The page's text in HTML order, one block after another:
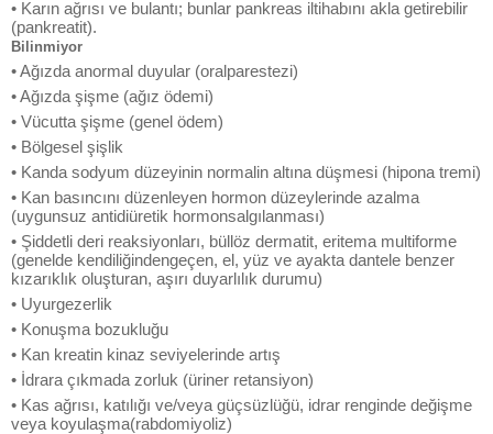
• Karın ağrısı ve bulantı; bunlar pankreas iltihabını akla getirebilir
(pankreatit).
Bilinmiyor
• Ağızda anormal duyular (oralparestezi)
• Ağızda şişme (ağız ödemi)
• Vücutta şişme (genel ödem)
• Bölgesel şişlik
• Kanda sodyum düzeyinin normalin altına düşmesi (hipona tremi)
• Kan basıncını düzenleyen hormon düzeylerinde azalma
(uygunsuz antidiüretik hormonsalgılanması)
• Şiddetli deri reaksiyonları, büllöz dermatit, eritema multiforme
(genelde kendiliğindengeçen, el, yüz ve ayakta dantele benzer
kızarıklık oluşturan, aşırı duyarlılık durumu)
• Uyurgezerlik
• Konuşma bozukluğu
• Kan kreatin kinaz seviyelerinde artış
• İdrara çıkmada zorluk (üriner retansiyon)
• Kas ağrısı, katılığı ve/veya güçsüzlüğü, idrar renginde değişme
veya koyulaşma(rabdomiyoliz)